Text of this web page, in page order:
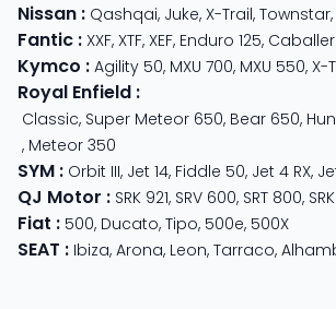
Nissan : Qashqai, Juke, X-Trail, Townstar,
Fantic : XXF, XTF, XEF, Enduro 125,
Kymco : Agility 50, MXU 700, MXU 550, X-
Royal Enfield :
Classic, Super Meteor 650, Bear 650,
, Meteor 350
SYM : Orbit III, Jet 14, Fiddle 50, Jet 4 RX,
QJ Motor : SRK 921, SRV 600, SRT 800,
Fiat : 500, Ducato, Tipo, 500e, 500X
SEAT : Ibiza, Arona, Leon, Tarraco,